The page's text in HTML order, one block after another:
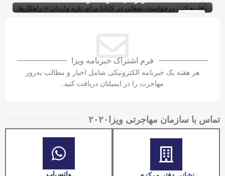
ویزای کار
ویزای کاری کانادا با LMIA
فرم اشتراک خبرنامه ویزا
هر هفته یک خبرنامه الکترونیکی شامل اخبار و مطالب به‌روز
مهاجرت را در ایمیلتان دریافت کنید.
تماس با سازمان مهاجرتی ویزا۲۰۲۰​
واتس‌اپ